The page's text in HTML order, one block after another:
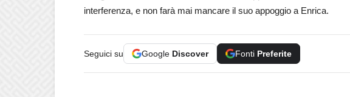
interferenza, e non farà mai mancare il suo appoggio a Enrica.
Seguici su Google Discover Fonti Preferite